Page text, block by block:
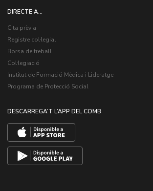
DIRECTE A...
Cita prèvia
Registre col·legial
Borsa de treball
Col·legiació
Institut de Formació Mèdica i Lideratge
Programa de Protecció Social
DESCARREGA’T L’APP DEL COMB